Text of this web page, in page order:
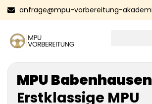
anfrage@mpu-vorbereitung-
MPU
Erstklassige MPU